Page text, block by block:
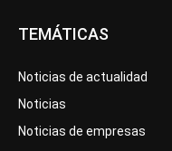
TEMÁTICAS
Noticias de actualidad
Noticias
Noticias de empresas